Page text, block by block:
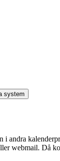
system
i andra
webmail. Då